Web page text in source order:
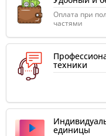
Оплата при
частями
техники
единицы